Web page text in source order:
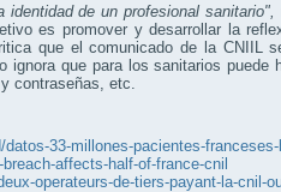
de un profesional sanitario",
es promover y desarrollar la
que el comunicado de la CNIIL
ignora que para los sanitarios
contraseñas, etc.
33-millones-pacientes-franceses-
affects-half-of-france-cnil
operateurs-de-tiers-payant-la-cnil-